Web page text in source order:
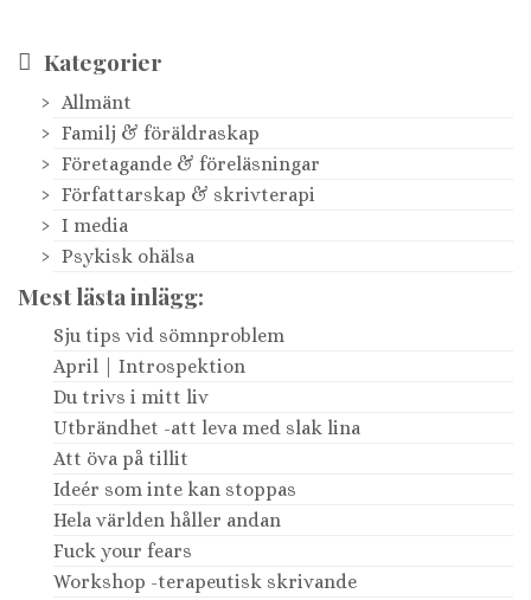
Kategorier
Allmänt
Familj & föräldraskap
Företagande & föreläsningar
Författarskap & skrivterapi
I media
Psykisk ohälsa
Mest lästa inlägg:
Sju tips vid sömnproblem
April | Introspektion
Du trivs i mitt liv
Utbrändhet -att leva med slak lina
Att öva på tillit
Ideér som inte kan stoppas
Hela världen håller andan
Fuck your fears
Workshop -terapeutisk skrivande